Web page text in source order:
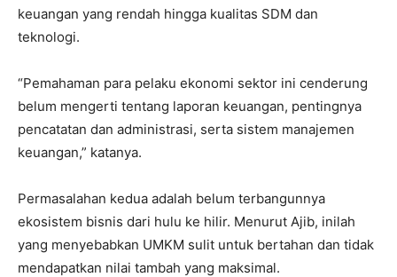
keuangan yang rendah hingga kualitas SDM dan
teknologi.
“Pemahaman para pelaku ekonomi sektor ini cenderung
belum mengerti tentang laporan keuangan, pentingnya
pencatatan dan administrasi, serta sistem manajemen
keuangan,” katanya.
Permasalahan kedua adalah belum terbangunnya
ekosistem bisnis dari hulu ke hilir. Menurut Ajib, inilah
yang menyebabkan UMKM sulit untuk bertahan dan tidak
mendapatkan nilai tambah yang maksimal.